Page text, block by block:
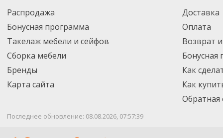
Распродажа
Бонусная программа
Такелаж мебели и сейфов
Сборка мебели
Бренды
Карта сайта
Доставка
Оплата
Возврат
Бонусная
Как
Как
Обратная
Последнее обновление: 08.08.2026, 07:57:39